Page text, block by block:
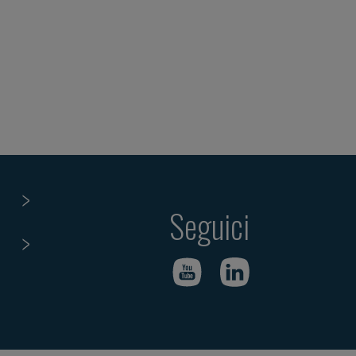
Seguici